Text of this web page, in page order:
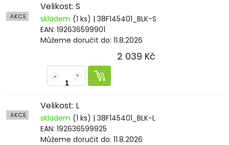
AKCE
Velikost: S
skladem (1 ks) | 38F145401_BLK-S
EAN: 192636599901
Můžeme doručit do: 11.8.2026
2 039 Kč
AKCE
Velikost: L
skladem (1 ks) | 38F145401_BLK-L
EAN: 192636599925
Můžeme doručit do: 11.8.2026